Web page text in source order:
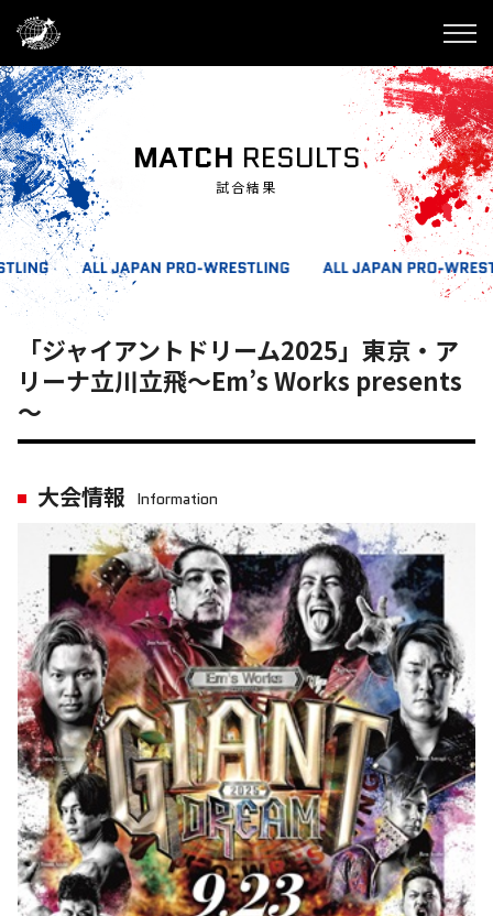
MATCH RESULTS
試合結果
「ジャイアントドリーム2025」東京・ア
リーナ立川立飛～Em’s Works presents
～
大会情報 Information